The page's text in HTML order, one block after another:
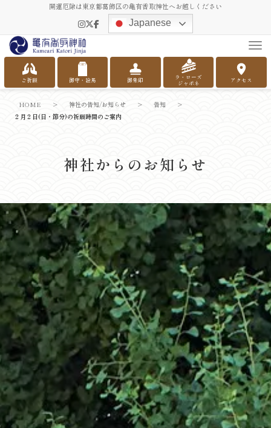
開運厄除は東京都葛飾区の亀有香取神社へお越しください
Japanese
ご祈願 御守・絵馬 御朱印
ラ・ローズ
ジャポネ
アクセス
神社からのお知らせ
HOME > 神社の告知/お知らせ > 告知
>
２月２日(日・節分)の祈願時間のご案内